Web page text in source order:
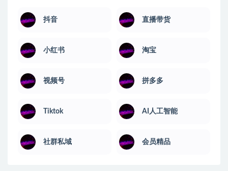
抖音 直播带货
小红书 淘宝
视频号 拼多多
Tiktok AI人工智能
社群私域 会员精品